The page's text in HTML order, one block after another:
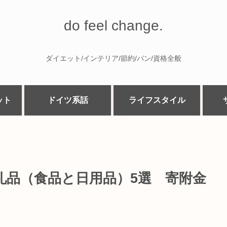
do feel change.
ダイエット/インテリア/節約/パン/資格全般
ト ドイツ系話 ライフスタイル
（食品と日用品）5選 寄附金